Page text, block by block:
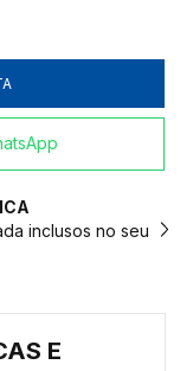
inclusos no seu
E